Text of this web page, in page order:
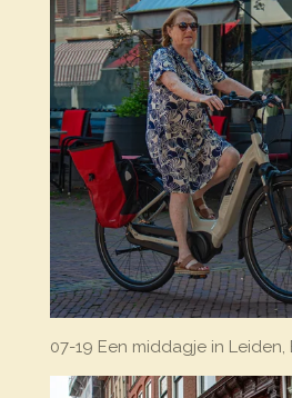
07-19 Een middagje in